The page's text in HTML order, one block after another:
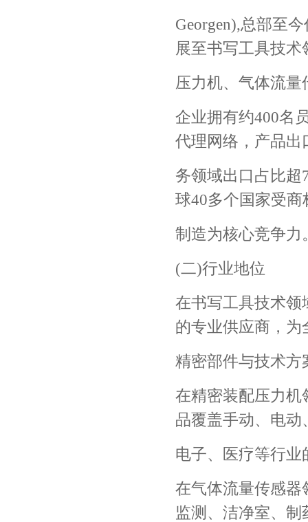
Georgen),总部至
展至书写工具技
压力机、气体流
企业拥有约400名
代理网络，产品出
务领域出口占比超
球40多个国家受
制造为核心竞争力
(二)行业地位
在书写工具技术领
的专业供应商，
精密部件与技术方
在精密装配压力机
品覆盖手动、电
电子、医疗等行
在气体流量传感器
监测、洁净室、